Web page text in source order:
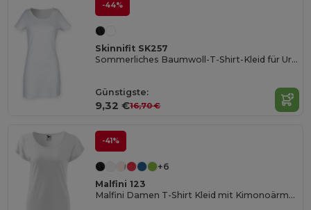
-44%
Skinnifit SK257
Sommerliches Baumwoll-T-Shirt-Kleid für Urlaub
Günstigste:
9,32 €16,70 €
-41%
+6
Malfini 123
Malfini Damen T-Shirt Kleid mit Kimonoärmeln